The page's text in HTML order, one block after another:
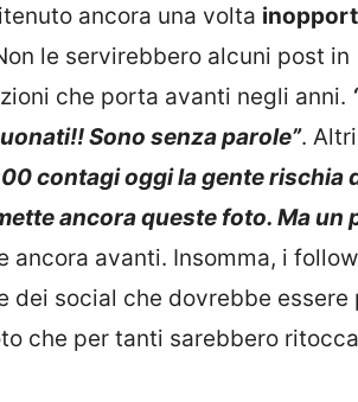
ancora una volta
le servirebbero alcuni post in
che porta avanti negli anni.
Sono senza parole”. Altri
contagi oggi la gente rischia
ancora queste foto. Ma un
ancora avanti. Insomma, i
dei social che dovrebbe essere
che per tanti sarebbero